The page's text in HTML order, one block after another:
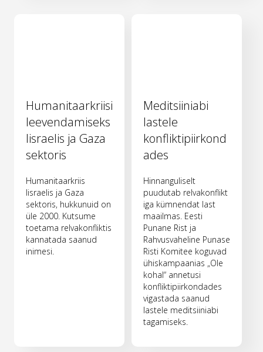
Humanitaarkriisi
leevendamiseks
Iisraelis ja Gaza
sektoris
Humanitaarkriis
Iisraelis ja Gaza
sektoris, hukkunuid on
üle 2000. Kutsume
toetama relvakonfliktis
kannatada saanud
inimesi.
Meditsiiniabi
lastele
konfliktipiirkond
ades
Hinnanguliselt
puudutab relvakonflikt
iga kümnendat last
maailmas. Eesti
Punane Rist ja
Rahvusvaheline Punase
Risti Komitee koguvad
ühiskampaanias „Ole
kohal“ annetusi
konfliktipiirkondades
vigastada saanud
lastele meditsiiniabi
tagamiseks.